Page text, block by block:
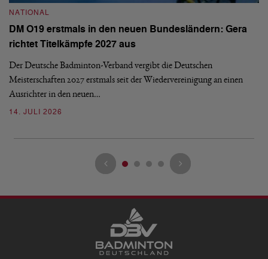
NATIONAL
DM O19 erstmals in den neuen Bundesländern: Gera
richtet Titelkämpfe 2027 aus
Der Deutsche Badminton-Verband vergibt die Deutschen
Meisterschaften 2027 erstmals seit der Wiedervereinigung an einen
Ausrichter in den neuen…
14. JULI 2026